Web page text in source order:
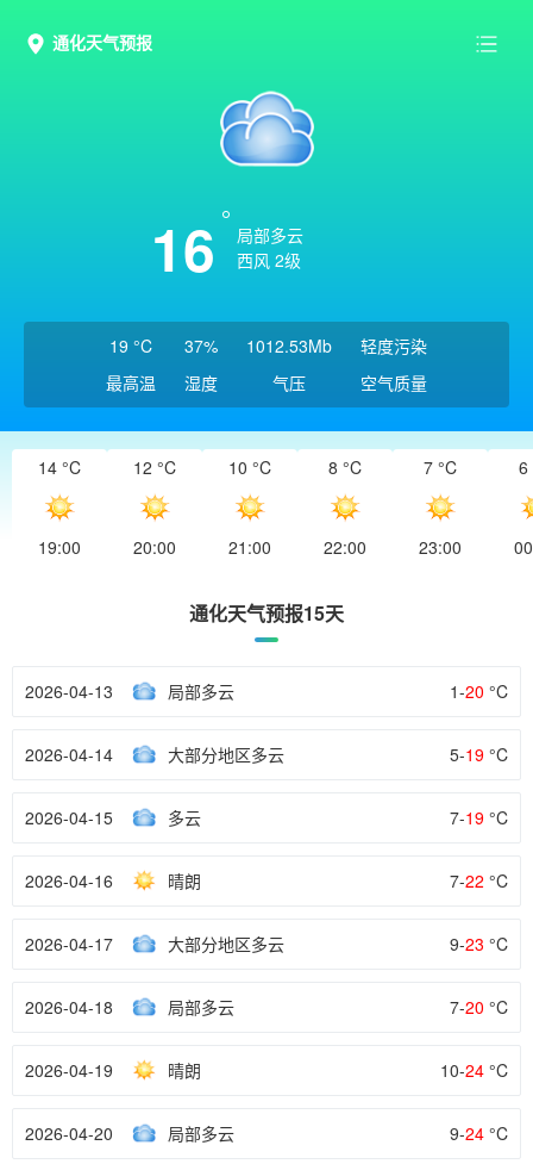
通化天气预报
16
局部多云
西风 2级
19 °C
最高温
37%
湿度
1012.53Mb
气压
轻度污染
空气质量
14 °C
19:00
12 °C
20:00
10 °C
21:00
8 °C
22:00
7 °C
23:00
6
通化天气预报15天
2026-04-13 局部多云 1-20 °C
2026-04-14 大部分地区多云 5-19 °C
2026-04-15 多云 7-19 °C
2026-04-16 晴朗 7-22 °C
2026-04-17 大部分地区多云 9-23 °C
2026-04-18 局部多云 7-20 °C
2026-04-19 晴朗 10-24 °C
2026-04-20 局部多云 9-24 °C